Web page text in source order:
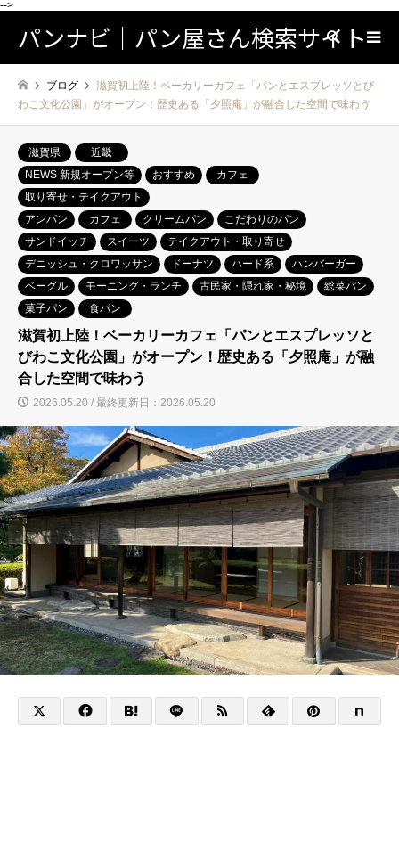
-->
パンナビ｜パン屋さん検索サイト検索
ブログ
滋賀初上陸！ベーカリーカフェ「パンとエスプレッソとび
わこ文化公園」がオープン！歴史ある「夕照庵」が融合した空間で味わう
滋賀県
近畿
NEWS 新規オープン等
おすすめ
カフェ
取り寄せ・テイクアウト
アンパン
カフェ クリームパン
こだわりのパン
サンドイッチ
スイーツ
テイクアウト・取り寄せ
デニッシュ・クロワッサン
ドーナツ ハード系
ハンバーガー
ベーグル
モーニング・ランチ 古民家・隠れ家・秘境
総菜パン
菓子パン
食パン
滋賀初上陸！ベーカリーカフェ「パンとエスプレッソと
びわこ文化公園」がオープン！歴史ある「夕照庵」が融
合した空間で味わう
2026.05.20 / 最終更新日：2026.05.20